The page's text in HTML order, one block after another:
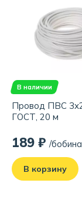
В наличии
Провод ПВС
ГОСТ, 20 м
189 ₽ /бобина
В корзину